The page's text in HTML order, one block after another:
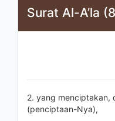
Surat Al-A’la
2. yang menciptakan,
(penciptaan-Nya),